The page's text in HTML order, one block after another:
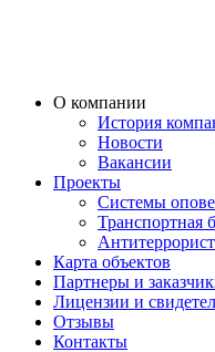
О компании
История
Новости
Вакансии
Проекты
Системы
Транспортная
Карта объектов
Партнеры и
Лицензии и
Отзывы
Контакты